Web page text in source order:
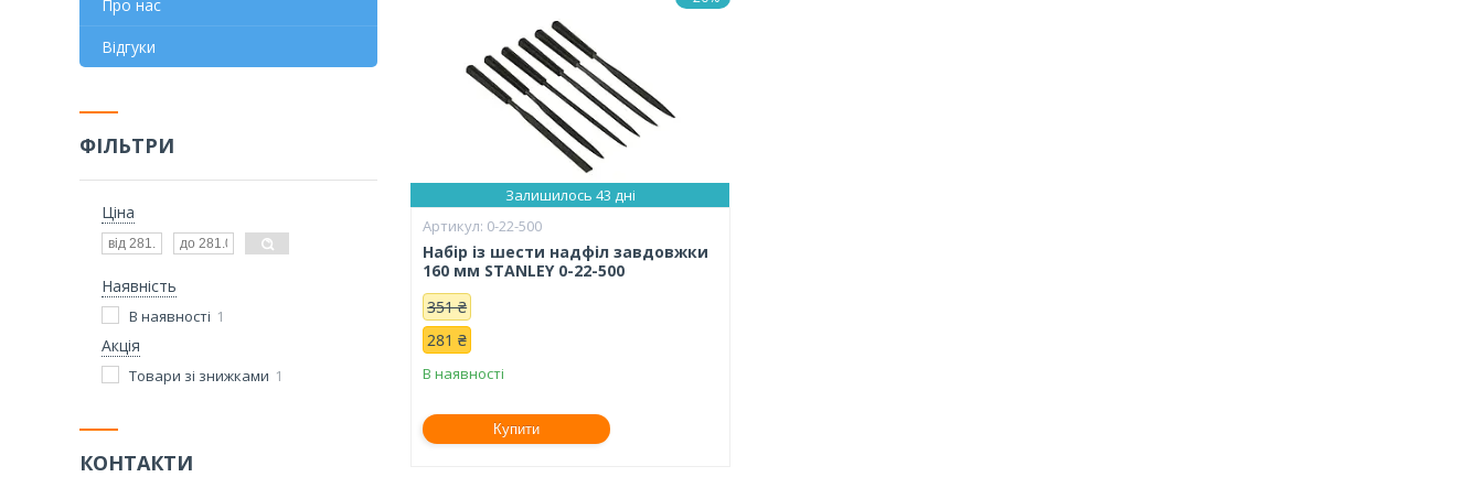
Залишилось 43 дні
0-22-500
Набір із шести надфіл завдовжки
160 мм STANLEY 0-22-500
351 ₴
281 ₴
В наявності
Купити
Про нас
Відгуки
ФІЛЬТРИ
Ціна
Наявність
В наявності 1
Акція
Товари зі знижками 1
КОНТАКТИ